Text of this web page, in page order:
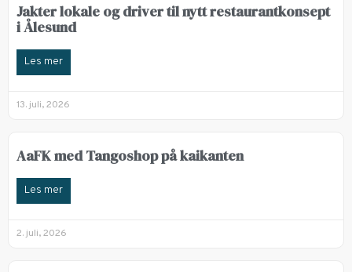
Jakter lokale og driver til nytt restaurantkonsept
i Ålesund
Les mer
13. juli, 2026
AaFK med Tangoshop på kaikanten
Les mer
2. juli, 2026